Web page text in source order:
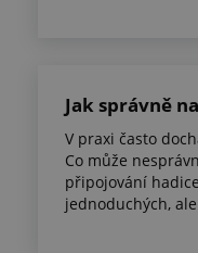
Jak správně
V praxi často
Co může
připojování
jednoduchých,